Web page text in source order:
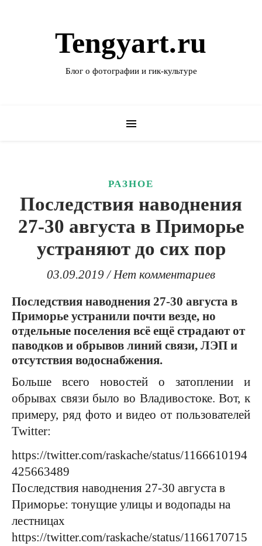
Tengyart.ru
Блог о фотографии и гик-культуре
РАЗНОЕ
Последствия наводнения
27-30 августа в Приморье
устраняют до сих пор
03.09.2019 / Нет комментариев
Последствия наводнения 27-30 августа в
Приморье устранили почти везде, но
отдельные поселения всё ещё страдают от
паводков и обрывов линий связи, ЛЭП и
отсутствия водоснабжения.
Больше всего новостей о затоплении и
обрывах связи было во Владивостоке. Вот, к
примеру, ряд фото и видео от пользователей
Twitter:
https://twitter.com/raskache/status/1166610194
425663489
Последствия наводнения 27-30 августа в
Приморье: тонущие улицы и водопады на
лестницах
https://twitter.com/raskache/status/1166170715